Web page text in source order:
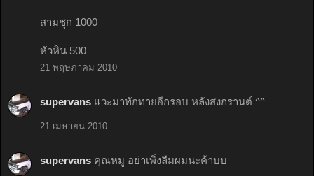
สามชุก 1000
หัวหิน 500
21 พฤษภาคม 2010
supervans แวะมาทักทายอีกรอบ หลังสงกรานต์ ^^
21 เมษายน 2010
supervans คุณหมู อย่าเพิ่งลืมผมนะค้าบบ